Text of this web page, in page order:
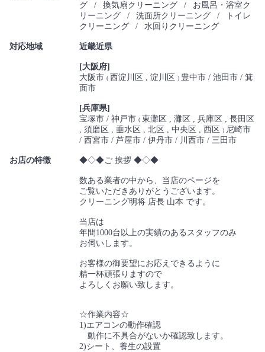
グ
/ 換気扇クリーニング /
お風呂・浴室ク
リーニング
/ 洗面所クリーニング /
トイレ
クリーニング
/ 水回りクリーニング
対応地域 近畿近県
[大阪府]
大阪市( 西淀川区 淀川区) 豊中市 池田市 箕
面市
[兵庫県]
宝塚市 神戸市( 東灘区 灘区 兵庫区
長田区
須磨区
垂水区 北区 中央区 西区) 尼崎市
西宮市 芦屋市 伊丹市 川西市 三田市
お店の特徴 ◆◇◆ご 挨拶 ◆◇◆
数ある業者の中から、当店のページを
ご覧いただきありがとうございます。
クリーニング明将 店長 山本 です。
当店は
年間1000台以上の実績のあるスタッフのみ
お伺いします。
お客様の御要望にお応えできるように
精一杯頑張りますので
よろしくお願い致します。
☆作業内容☆
1)エアコンの動作確認
動作に不具合がないか確認致します。
2)シート、養生の設置